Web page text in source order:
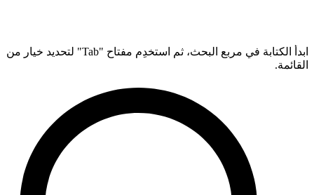
ابدأ الكتابة في مربع البحث، ثم استخدِم مفتاح "Tab" لتحديد خيار من
القائمة.